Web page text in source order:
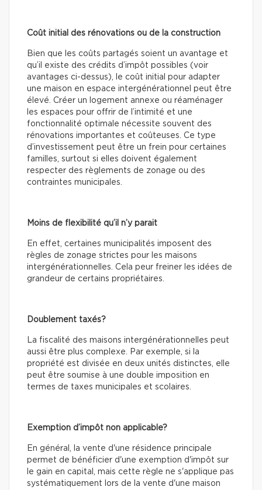
Coût initial des rénovations ou de la construction
Bien que les coûts partagés soient un avantage et
qu’il existe des crédits d’impôt possibles (voir
avantages ci-dessus), le coût initial pour adapter
une maison en espace intergénérationnel peut être
élevé. Créer un logement annexe ou réaménager
les espaces pour offrir de l’intimité et une
fonctionnalité optimale nécessite souvent des
rénovations importantes et coûteuses. Ce type
d’investissement peut être un frein pour certaines
familles, surtout si elles doivent également
respecter des règlements de zonage ou des
contraintes municipales.
Moins de flexibilité qu’il n’y parait
En effet, certaines municipalités imposent des
règles de zonage strictes pour les maisons
intergénérationnelles. Cela peur freiner les idées de
grandeur de certains propriétaires.
Doublement taxés?
La fiscalité des maisons intergénérationnelles peut
aussi être plus complexe. Par exemple, si la
propriété est divisée en deux unités distinctes, elle
peut être soumise à une double imposition en
termes de taxes municipales et scolaires.
Exemption d’impôt non applicable?
En général, la vente d'une résidence principale
permet de bénéficier d'une exemption d'impôt sur
le gain en capital, mais cette règle ne s'applique pas
systématiquement lors de la vente d'une maison